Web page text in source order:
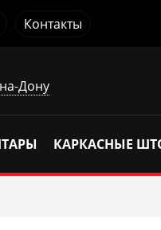
Контакты
Дону
КАРКАСНЫЕ